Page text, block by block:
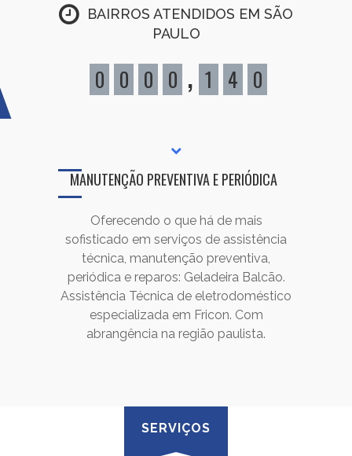
BAIRROS ATENDIDOS EM SÃO
PAULO
0 0 0 0 , 1 4 0
MANUTENÇÃO PREVENTIVA E PERIÓDICA
Oferecendo o que há de mais
sofisticado em serviços de assistência
técnica, manutenção preventiva,
periódica e reparos: Geladeira Balcão.
Assistência Técnica de eletrodoméstico
especializada em Fricon. Com
abrangência na região paulista.
SERVIÇOS